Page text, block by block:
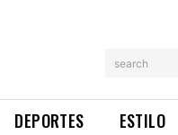
search
DEPORTES ESTILO